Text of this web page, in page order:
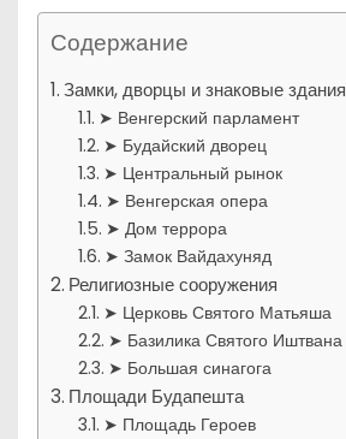
Содержание
Замки, дворцы и знаковые здания
➤ Венгерский парламент
➤ Будайский дворец
➤ Центральный рынок
➤ Венгерская опера
➤ Дом террора
➤ Замок Вайдахуняд
Религиозные сооружения
➤ Церковь Святого Матьяша
➤ Базилика Святого Иштвана
➤ Большая синагога
Площади Будапешта
➤ Площадь Героев